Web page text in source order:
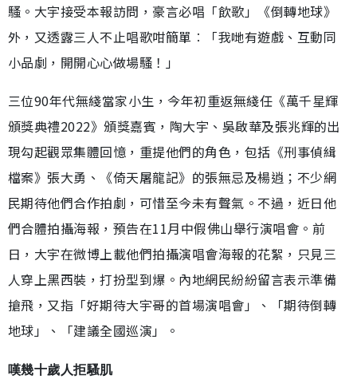
騷。大宇接受本報訪問，豪言必唱「飲歌」《倒轉地球》
外，又透露三人不止唱歌咁簡單︰「我哋有遊戲、互動同
小品劇，開開心心做場騷！」
三位90年代無綫當家小生，今年初重返無綫任《萬千星輝
頒獎典禮2022》頒獎嘉賓，陶大宇、吳啟華及張兆輝的出
現勾起觀眾集體回憶，重提他們的角色，包括《刑事偵緝
檔案》張大勇、《倚天屠龍記》的張無忌及楊逍；不少網
民期待他們合作拍劇，可惜至今未有聲氣。不過，近日他
們合體拍攝海報，預告在11月中假佛山舉行演唱會。前
日，大宇在微博上載他們拍攝演唱會海報的花絮，只見三
人穿上黑西裝，打扮型到爆。內地網民紛紛留言表示準備
搶飛，又指「好期待大宇哥的首場演唱會」、「期待倒轉
地球」、「建議全國巡演」。
嘆幾十歲人拒騷肌